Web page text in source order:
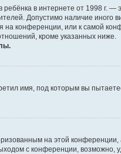
в интернете от 1998
Допустимо наличие
конференции, или к самой
кроме указанных ниже.
имя, под которым вы
на этой
с конференции, возможно,